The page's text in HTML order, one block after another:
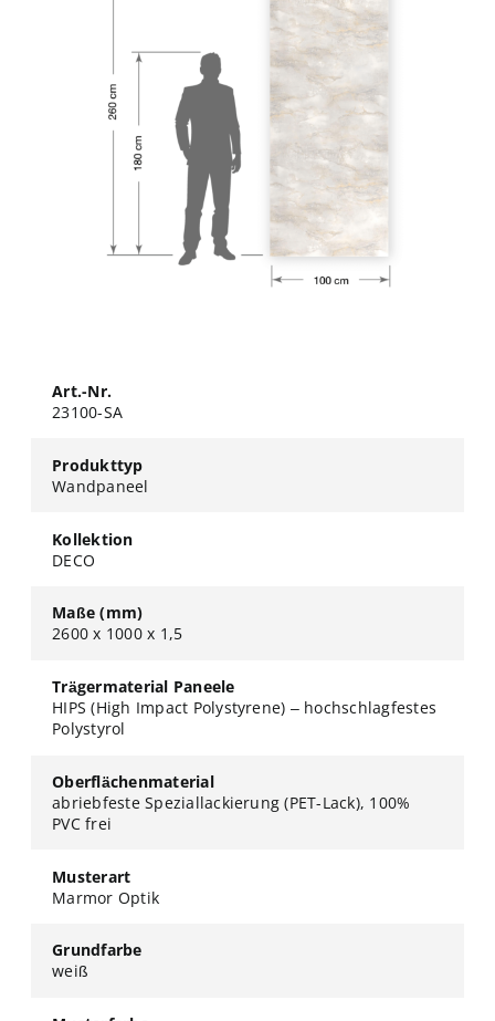
Art.-Nr.
23100-SA
Produkttyp
Wandpaneel
Kollektion
DECO
Maße (mm)
2600 x 1000 x 1,5
Trägermaterial Paneele
HIPS (High Impact Polystyrene) – hochschlagfestes
Polystyrol
Oberflächenmaterial
abriebfeste Speziallackierung (PET-Lack), 100%
PVC frei
Musterart
Marmor Optik
Grundfarbe
weiß